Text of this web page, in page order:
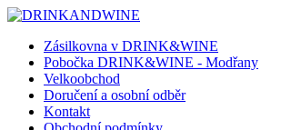
Zásilkovna v DRINK&WINE
Pobočka DRINK&WINE - Modřany
Velkoobchod
Doručení a osobní odběr
Kontakt